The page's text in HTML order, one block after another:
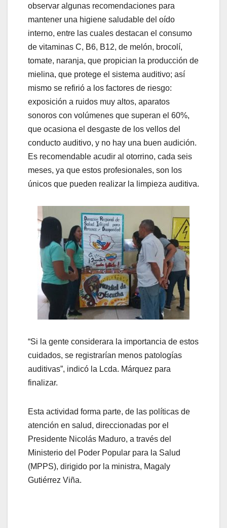
observar algunas recomendaciones para
mantener una higiene saludable del oído
interno, entre las cuales destacan el consumo
de vitaminas C, B6, B12, de melón, brocolí,
tomate, naranja, que propician la producción de
mielina, que protege el sistema auditivo; así
mismo se refirió a los factores de riesgo:
exposición a ruidos muy altos, aparatos
sonoros con volúmenes que superan el 60%,
que ocasiona el desgaste de los vellos del
conducto auditivo, y no hay una buen audición.
Es recomendable acudir al otorrino, cada seis
meses, ya que estos profesionales, son los
únicos que pueden realizar la limpieza auditiva.
“Si la gente considerara la importancia de estos
cuidados, se registrarían menos patologías
auditivas”, indicó la Lcda. Márquez para
finalizar.
Esta actividad forma parte, de las políticas de
atención en salud, direccionadas por el
Presidente Nicolás Maduro, a través del
Ministerio del Poder Popular para la Salud
(MPPS), dirigido por la ministra, Magaly
Gutiérrez Viña.